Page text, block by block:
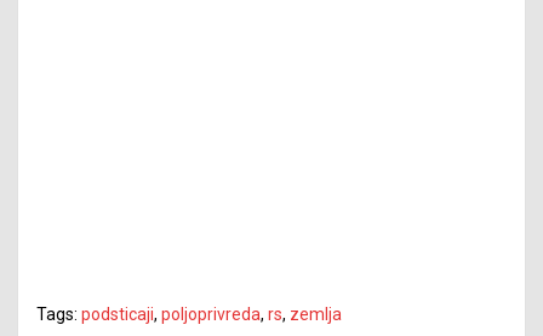
Tags: podsticaji, poljoprivreda, rs, zemlja